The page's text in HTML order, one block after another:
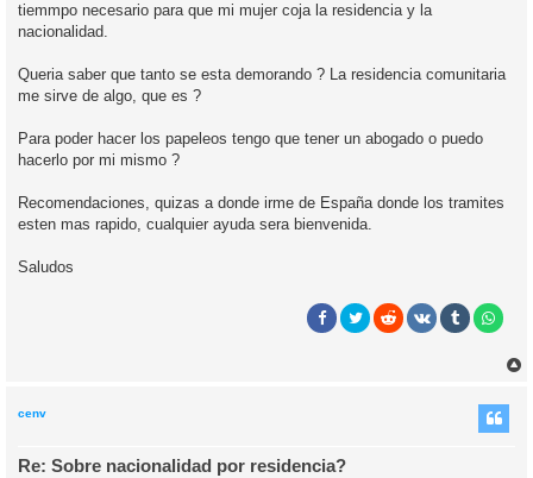
tiemmpo necesario para que mi mujer coja la residencia y la
nacionalidad.
Queria saber que tanto se esta demorando ? La residencia comunitaria
me sirve de algo, que es ?
Para poder hacer los papeleos tengo que tener un abogado o puedo
hacerlo por mi mismo ?
Recomendaciones, quizas a donde irme de España donde los tramites
esten mas rapido, cualquier ayuda sera bienvenida.
Saludos
cenv
Re: Sobre nacionalidad por residencia?